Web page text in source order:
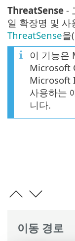
이동 경로
ThreatSense -
일 확장명 및 사
ThreatSense을
이 기능은
Microsoft
Microsoft
사용하는
니다.